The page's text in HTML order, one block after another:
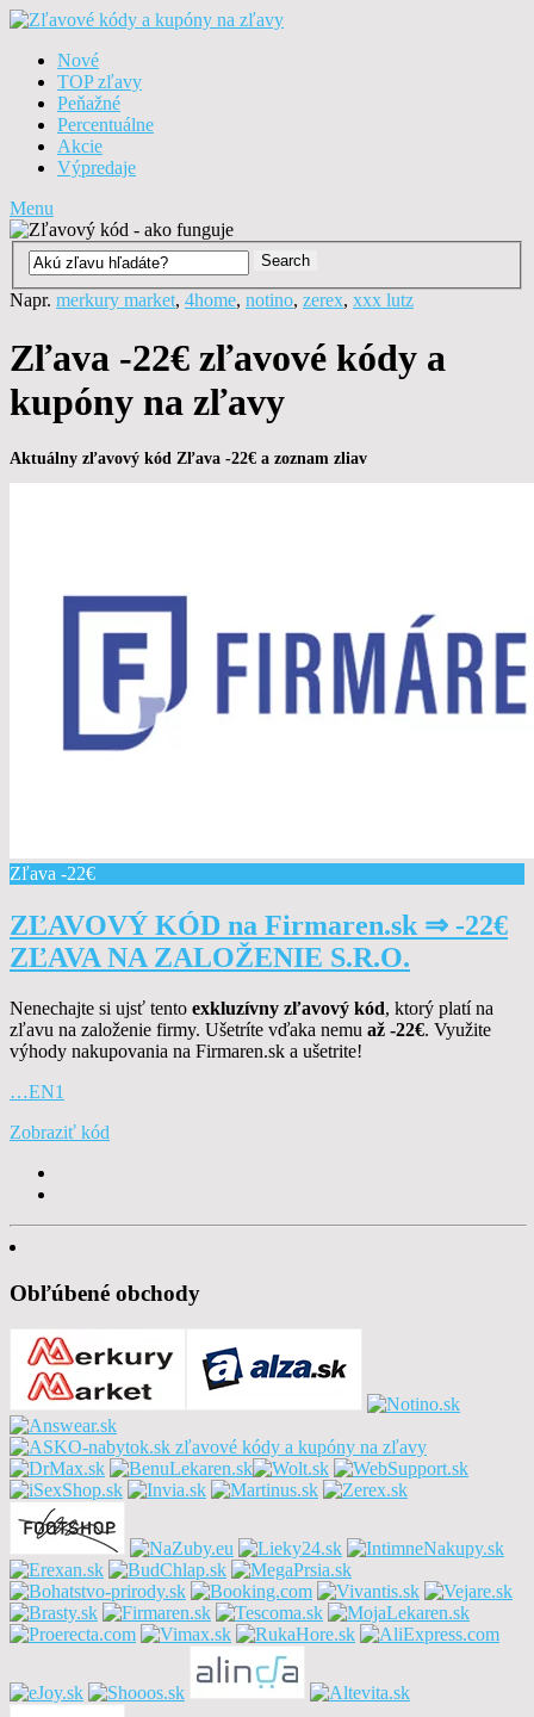
Nové
TOP zľavy
Peňažné
Percentuálne
Akcie
Výpredaje
Menu
Napr. merkury market, 4home, notino, zerex, xxx lutz
Zľava -22€ zľavové kódy a
kupóny na zľavy
Aktuálny zľavový kód Zľava -22€ a zoznam zliav
Zľava -22€
ZĽAVOVÝ KÓD na Firmaren.sk ⇒ -22€
ZĽAVA NA ZALOŽENIE S.R.O.
Nenechajte si ujsť tento exkluzívny zľavový kód, ktorý platí na
zľavu na založenie firmy. Ušetríte vďaka nemu až -22€. Využite
výhody nakupovania na Firmaren.sk a ušetrite!
…EN1
Zobraziť kód
Obľúbené obchody